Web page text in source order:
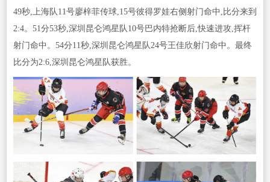
49秒,上海队11号廖梓菲传球,15号彼得罗娃右侧射门命中,比分来到
2:4。51分53秒,深圳昆仑鸿星队10号巴内特抢断后,快速进攻,挥杆
射门命中。54分11秒,深圳昆仑鸿星队24号王佳欣射门命中。最终
比分为2:6,深圳昆仑鸿星队获胜。